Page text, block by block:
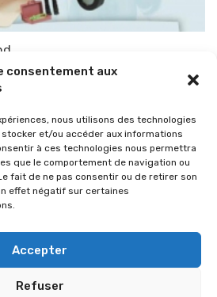
consentement aux
nous utilisons des technologies
et/ou accéder aux informations
à ces technologies nous permettra
que le comportement de navigation ou
fait de ne pas consentir ou de retirer son
effet négatif sur certaines
Accepter
Refuser
2009